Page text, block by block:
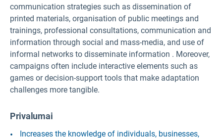
communication strategies such as dissemination of
printed materials, organisation of public meetings and
trainings, professional consultations, communication and
information through social and mass-media, and use of
informal networks to disseminate information . Moreover,
campaigns often include interactive elements such as
games or decision-support tools that make adaptation
challenges more tangible.
Privalumai
Increases the knowledge of individuals, businesses,